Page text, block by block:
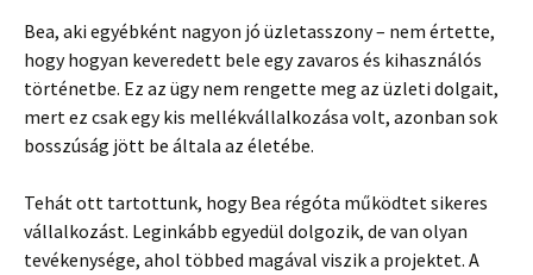
Bea, aki egyébként nagyon jó üzletasszony – nem értette,
hogy hogyan keveredett bele egy zavaros és kihasználós
történetbe. Ez az ügy nem rengette meg az üzleti dolgait,
mert ez csak egy kis mellékvállalkozása volt, azonban sok
bosszúság jött be általa az életébe.
Tehát ott tartottunk, hogy Bea régóta működtet sikeres
vállalkozást. Leginkább egyedül dolgozik, de van olyan
tevékenysége, ahol többed magával viszik a projektet. A